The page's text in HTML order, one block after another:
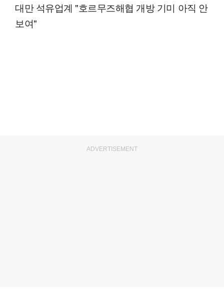
대만 석유업계 "호르무즈해협 개방 기미 아직 안
보여"
ADVERTISEMENT